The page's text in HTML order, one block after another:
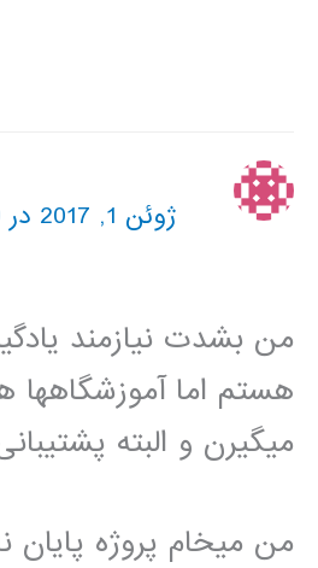
ژوئن 1, 2017 در 7:29 ب.ظ
من بشدت نیازمند
هستم اما آموزشگاهها
میگیرن و البته
من میخام پروژه پایان